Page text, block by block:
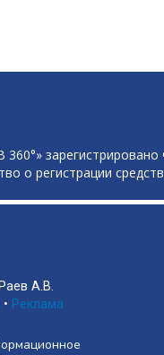
о регистрации
А.В.
• Реклама